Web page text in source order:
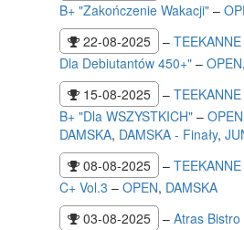
B+ "Zakończenie Wakacji" –
22-08-2025
–
Dla Debiutantów 450+" – OPEN,
15-08-2025
–
B+ "Dla WSZYSTKICH" – OPEN
DAMSKA, DAMSKA - Finały,
08-08-2025
–
C+ Vol.3 – OPEN, DAMSKA
03-08-2025
– Atras